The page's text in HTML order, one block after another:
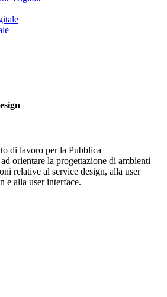
di lavoro per la Pubblica
orientare la progettazione di ambienti
relative al service design, alla user
e alla user interface.